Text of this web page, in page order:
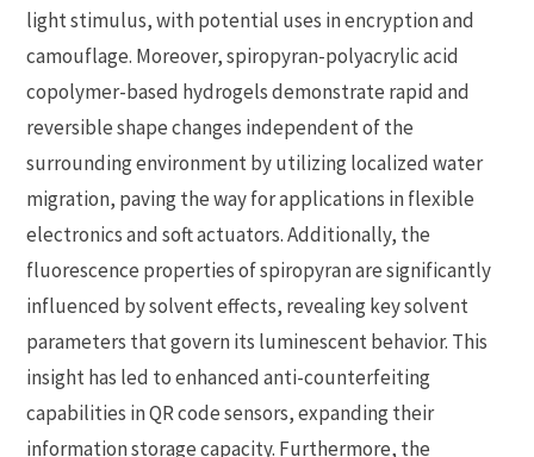
light stimulus, with potential uses in encryption and
camouflage. Moreover, spiropyran-polyacrylic acid
copolymer-based hydrogels demonstrate rapid and
reversible shape changes independent of the
surrounding environment by utilizing localized water
migration, paving the way for applications in flexible
electronics and soft actuators. Additionally, the
fluorescence properties of spiropyran are significantly
influenced by solvent effects, revealing key solvent
parameters that govern its luminescent behavior. This
insight has led to enhanced anti-counterfeiting
capabilities in QR code sensors, expanding their
information storage capacity. Furthermore, the